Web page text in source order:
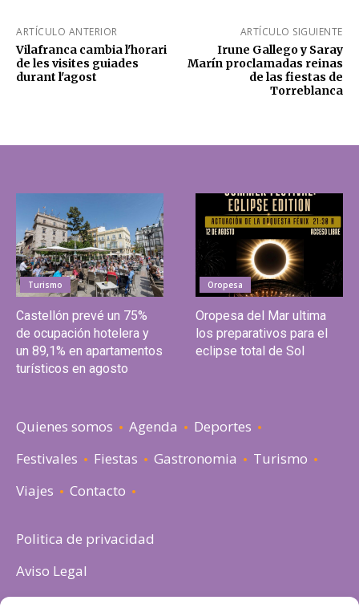
ARTÍCULO ANTERIOR
Vilafranca cambia l'horari
de les visites guiades
durant l'agost
ARTÍCULO SIGUIENTE
Irune Gallego y Saray
Marín proclamadas reinas
de las fiestas de
Torreblanca
Turismo
Castellón prevé un 75%
de ocupación hotelera y
un 89,1% en apartamentos
turísticos en agosto
Oropesa
Oropesa del Mar ultima
los preparativos para el
eclipse total de Sol
Quienes somos Agenda
Deportes
Festivales
Fiestas Gastronomia
Turismo
Viajes
Contacto
Politica de privacidad
Aviso Legal
Política de cookies